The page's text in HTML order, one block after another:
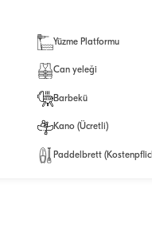
Yüzme Platformu
Can yeleği
Barbekü
Kano (Ücretli)
Paddelbrett